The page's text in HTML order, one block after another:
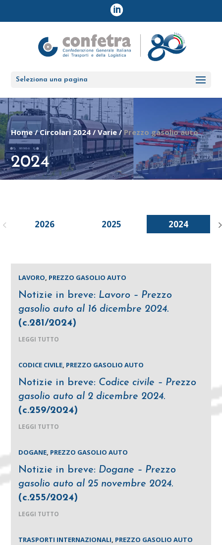
Seleziona una pagina
Home/Circolari 2024 /Varie/Prezzo gasolio auto
2024
2026 2025 2024
LAVORO, PREZZO GASOLIO AUTO
Notizie in breve: Lavoro – Prezzo
gasolio auto al 16 dicembre 2024.
(c.281/2024)
LEGGI TUTTO
CODICE CIVILE, PREZZO GASOLIO AUTO
Notizie in breve: Codice civile – Prezzo
gasolio auto al 2 dicembre 2024.
(c.259/2024)
LEGGI TUTTO
DOGANE, PREZZO GASOLIO AUTO
Notizie in breve: Dogane – Prezzo
gasolio auto al 25 novembre 2024.
(c.255/2024)
LEGGI TUTTO
TRASPORTI INTERNAZIONALI, PREZZO GASOLIO AUTO